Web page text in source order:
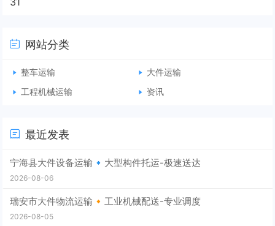
网站分类
整车运输
大件运输
工程机械运输
资讯
最近发表
宁海县大件设备运输🔹大型构件托运-极速送达
2026-08-06
瑞安市大件物流运输🔸工业机械配送-专业调度
2026-08-05